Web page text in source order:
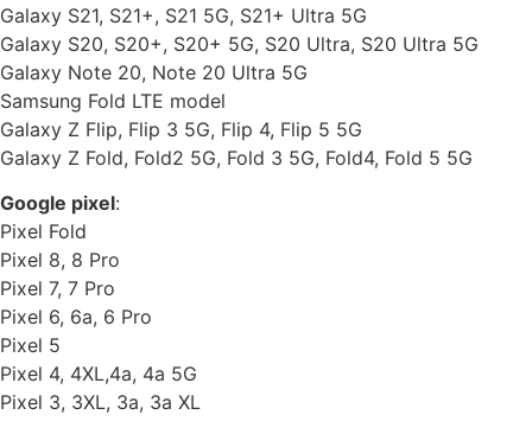
Galaxy S21, S21+, S21 5G, S21+ Ultra 5G
Galaxy S20, S20+, S20+ 5G, S20 Ultra, S20 Ultra 5G
Galaxy Note 20, Note 20 Ultra 5G
Samsung Fold LTE model
Galaxy Z Flip, Flip 3 5G, Flip 4, Flip 5 5G
Galaxy Z Fold, Fold2 5G, Fold 3 5G, Fold4, Fold 5 5G
Google pixel:
Pixel Fold
Pixel 8, 8 Pro
Pixel 7, 7 Pro
Pixel 6, 6a, 6 Pro
Pixel 5
Pixel 4, 4XL,4a, 4a 5G
Pixel 3, 3XL, 3a, 3a XL